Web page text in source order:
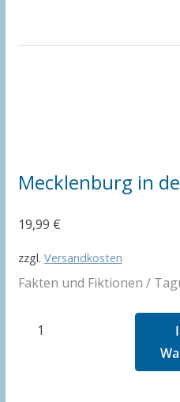
Mecklenburg in
19,99 €
zzgl. Versandkosten
Fakten und Fiktionen /
Mecklenburg